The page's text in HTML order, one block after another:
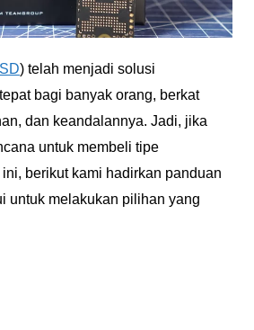
) telah menjadi solusi
bagi banyak orang, berkat
dan keandalannya. Jadi, jika
untuk membeli tipe
berikut kami hadirkan panduan
untuk melakukan pilihan yang